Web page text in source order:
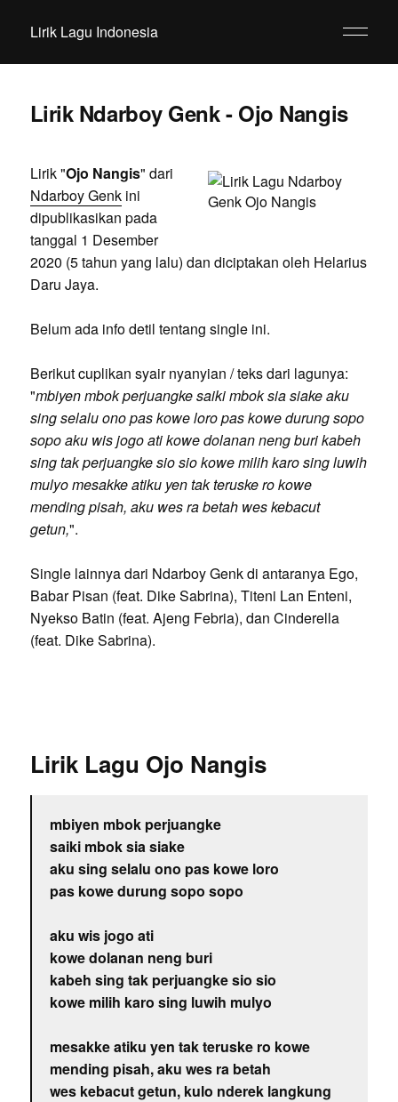
Lirik Lagu Indonesia
Lirik Ndarboy Genk - Ojo Nangis
Lirik "Ojo Nangis" dari
Ndarboy Genkini
dipublikasikan pada
tanggal 1 Desember
2020 (5 tahun yang lalu) dan diciptakan oleh Helarius
Daru Jaya.
Belum ada info detil tentang single ini.
Berikut cuplikan syair nyanyian / teks dari lagunya:
"mbiyen mbok perjuangke saiki mbok sia siake aku
sing selalu ono pas kowe loro pas kowe durung sopo
sopo aku wis jogo ati kowe dolanan neng buri kabeh
sing tak perjuangke sio sio kowe milih karo sing luwih
mulyo mesakke atiku yen tak teruske ro kowe
mending pisah, aku wes ra betah wes kebacut
getun,".
Single lainnya dari Ndarboy Genk di antaranya Ego,
Babar Pisan (feat. Dike Sabrina), Titeni Lan Enteni,
Nyekso Batin (feat. Ajeng Febria), dan Cinderella
(feat. Dike Sabrina).
Lirik Lagu Ojo Nangis
mbiyen mbok perjuangke
saiki mbok sia siake
aku sing selalu ono pas kowe loro
pas kowe durung sopo sopo
aku wis jogo ati
kowe dolanan neng buri
kabeh sing tak perjuangke sio sio
kowe milih karo sing luwih mulyo
mesakke atiku yen tak teruske ro kowe
mending pisah, aku wes ra betah
wes kebacut getun, kulo nderek langkung